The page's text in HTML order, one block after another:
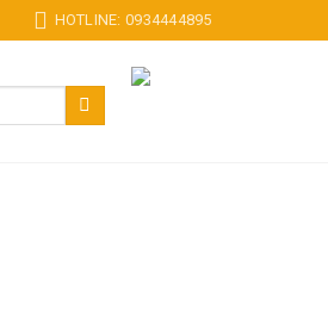
HOTLINE: 0934444895